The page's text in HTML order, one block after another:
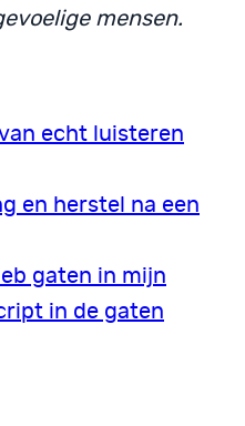
mensen.
echt luisteren
en herstel na een
gaten in mijn
in de gaten